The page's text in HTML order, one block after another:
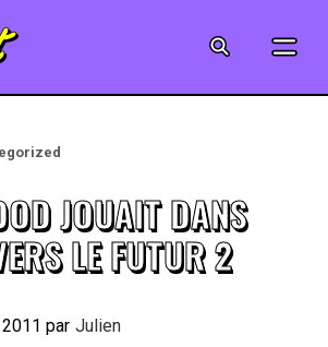
MUSIQUEJOUAIT DANS
LE FUTUR 2
By Julien